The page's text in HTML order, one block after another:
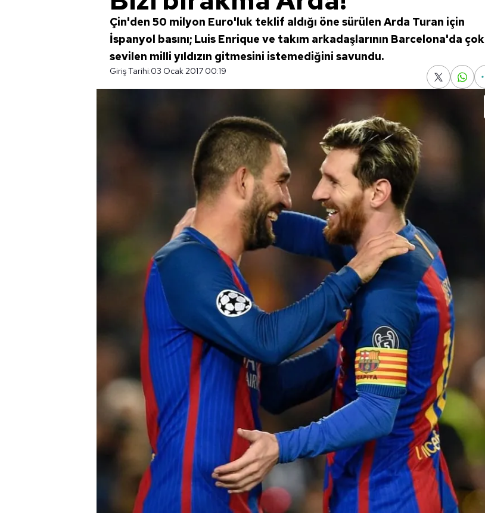
Çin'den 50 milyon Euro'luk teklif aldığı öne sürülen Arda Turan için
İspanyol basını; Luis Enrique ve takım arkadaşlarının Barcelona'da çok
sevilen milli yıldızın gitmesini istemediğini savundu.
Giriş Tarihi:03 Ocak 2017 00:19